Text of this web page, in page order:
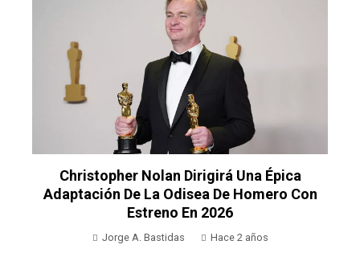
Christopher Nolan Dirigirá Una Épica
Adaptación De La Odisea De Homero Con
Estreno En 2026
Jorge A. Bastidas Hace 2 años